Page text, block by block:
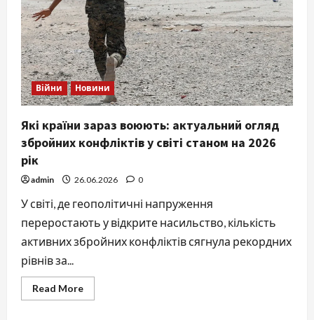
Війни Новини
Які країни зараз воюють: актуальний огляд
збройних конфліктів у світі станом на 2026
рік
admin 26.06.2026 0
У світі, де геополітичні напруження
переростають у відкрите насильство, кількість
активних збройних конфліктів сягнула рекордних
рівнів за...
Read MoreRead
more